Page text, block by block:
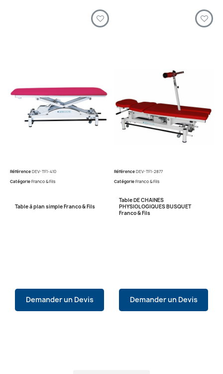
RéférenceDEV-TF1-410
CatégorieFranco & Fils
Table à plan simple Franco & Fils
Demander un Devis
RéférenceDEV-TF1-2877
CatégorieFranco & Fils
Table DE CHAINES
PHYSIOLOGIQUES BUSQUET
Franco & Fils
Demander un Devis